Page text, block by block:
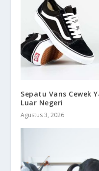
Sepatu Vans Cewek
Luar Negeri
Agustus 3, 2026